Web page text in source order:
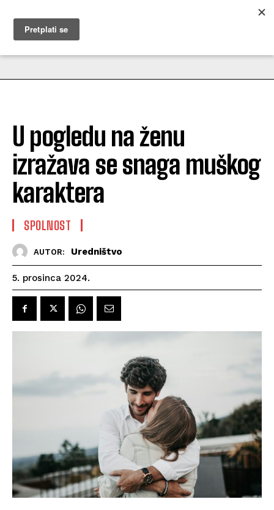
MUŽEVNI BUDITE
U pogledu na ženu
izražava se snaga muškog
karaktera
SPOLNOST
AUTOR: Uredništvo
5. prosinca 2024.